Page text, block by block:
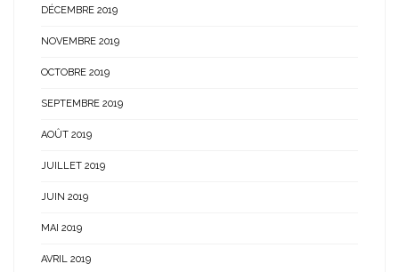
DÉCEMBRE 2019
NOVEMBRE 2019
OCTOBRE 2019
SEPTEMBRE 2019
AOÛT 2019
JUILLET 2019
JUIN 2019
MAI 2019
AVRIL 2019